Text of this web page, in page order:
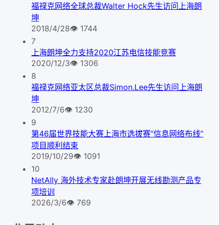
福禄克网络全球总裁Walter Hock先生访问上海朗
坤
2018/4/28👁 1744
7
上海朗坤全力支持2020江苏电信技能竞赛
2020/12/3👁 1306
8
福禄克网络亚太区总裁Simon.Lee先生访问上海朗
坤
2012/7/6👁 1230
9
第46届世界技能大赛上海市选拔赛“信息网络布线”
项目顺利结束
2019/10/29👁 1091
10
NetAlly 海外技术专家赴朗坤开展无线勘测产品专
项培训
2026/3/6👁 769